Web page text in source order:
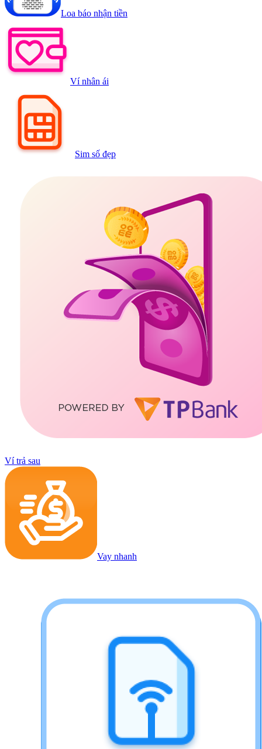
Loa báo nhận tiền
Ví nhân ái
Sim số đẹp
Ví trả sau
Vay nhanh